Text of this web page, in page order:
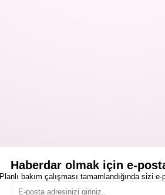
Haberdar olmak için e-
Planlı bakım çalışması tamamlandığında sizi